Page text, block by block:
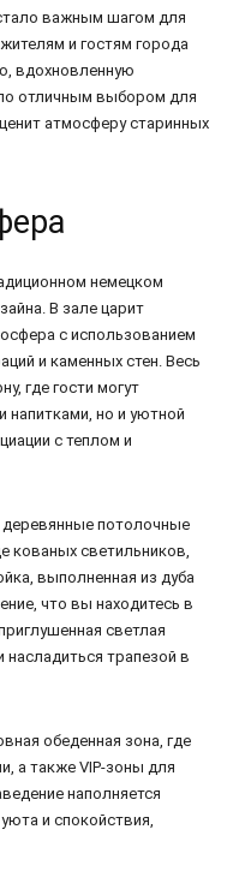
важным шагом для
и гостям города
вдохновленную
отличным выбором для
атмосферу старинных
немецком
В зале царит
с использованием
и каменных стен. Весь
где гости могут
напитками, но и уютной
с теплом и
деревянные потолочные
кованых светильников,
выполненная из дуба
что вы находитесь в
светлая
трапезой в
обеденная зона, где
а также VIP-зоны для
наполняется
и спокойствия,